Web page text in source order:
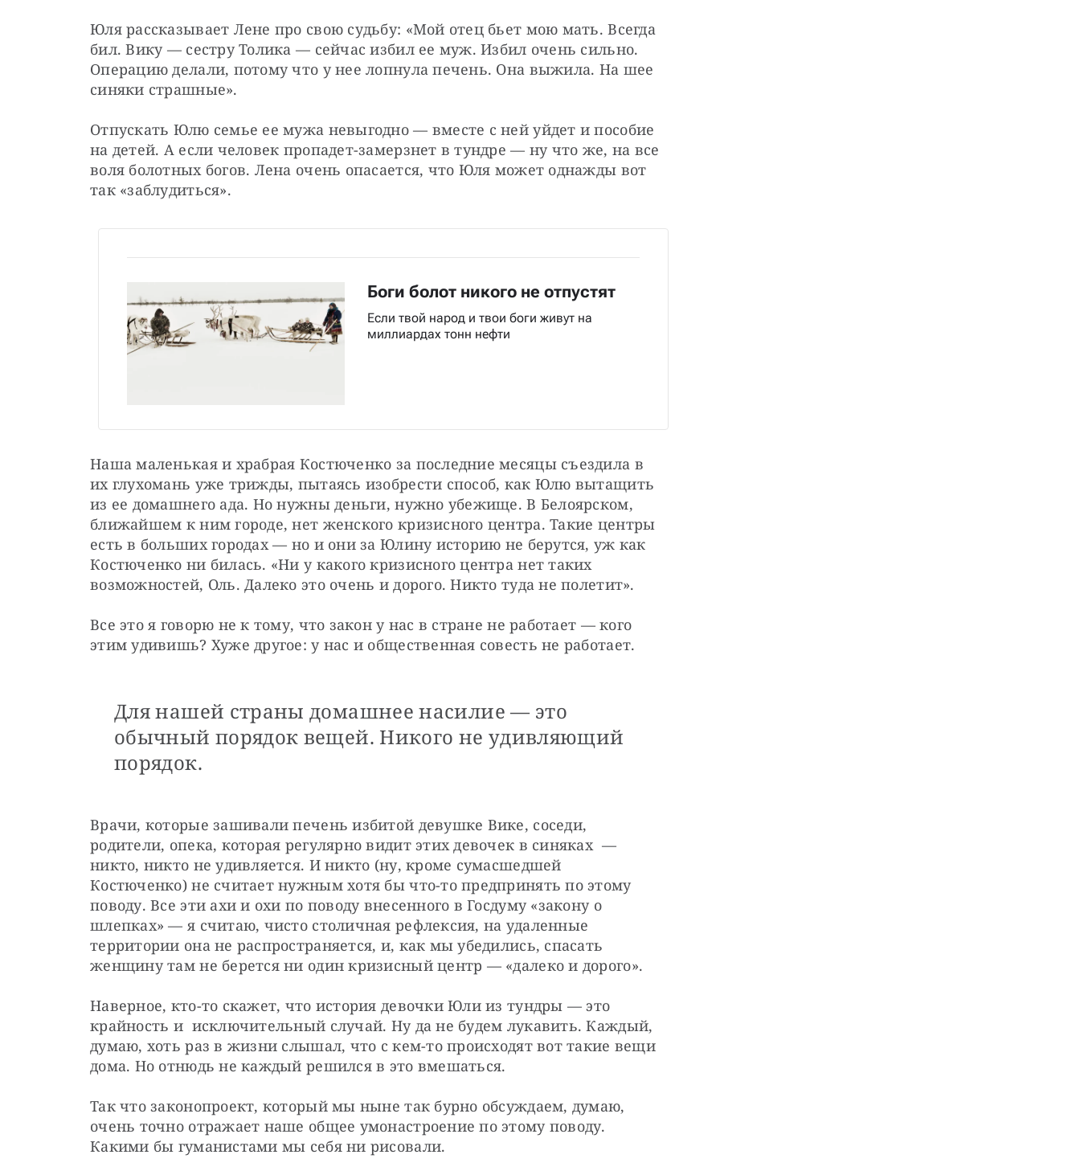
Юля рассказывает Лене про свою судьбу: «Мой отец бьет мою мать. Всегда
бил. Вику — сестру Толика — сейчас избил ее муж. Избил очень сильно.
Операцию делали, потому что у нее лопнула печень. Она выжила. На шее
синяки страшные».
Отпускать Юлю семье ее мужа невыгодно — вместе с ней уйдет и пособие
на детей. А если человек пропадет-замерзнет в тундре — ну что же, на все
воля болотных богов. Лена очень опасается, что Юля может однажды вот
так «заблудиться».
Боги болот никого не отпустят
Если твой народ и твои боги живут на
миллиардах тонн нефти
Наша маленькая и храбрая Костюченко за последние месяцы съездила в
их глухомань уже трижды, пытаясь изобрести способ, как Юлю вытащить
из ее домашнего ада. Но нужны деньги, нужно убежище. В Белоярском,
ближайшем к ним городе, нет женского кризисного центра. Такие центры
есть в больших городах — но и они за Юлину историю не берутся, уж как
Костюченко ни билась. «Ни у какого кризисного центра нет таких
возможностей, Оль. Далеко это очень и дорого. Никто туда не полетит».
Все это я говорю не к тому, что закон у нас в стране не работает — кого
этим удивишь? Хуже другое: у нас и общественная совесть не работает.
Для нашей страны домашнее насилие — это
обычный порядок вещей. Никого не удивляющий
порядок.
Врачи, которые зашивали печень избитой девушке Вике, соседи,
родители, опека, которая регулярно видит этих девочек в синяках  —
никто, никто не удивляется. И никто (ну, кроме сумасшедшей
Костюченко) не считает нужным хотя бы что-то предпринять по этому
поводу. Все эти ахи и охи по поводу внесенного в Госдуму «закону о
шлепках» — я считаю, чисто столичная рефлексия, на удаленные
территории она не распространяется, и, как мы убедились, спасать
женщину там не берется ни один кризисный центр — «далеко и дорого».
Наверное, кто-то скажет, что история девочки Юли из тундры — это
крайность и  исключительный случай. Ну да не будем лукавить. Каждый,
думаю, хоть раз в жизни слышал, что с кем-то происходят вот такие вещи
дома. Но отнюдь не каждый решился в это вмешаться.
Так что законопроект, который мы ныне так бурно обсуждаем, думаю,
очень точно отражает наше общее умонастроение по этому поводу.
Какими бы гуманистами мы себя ни рисовали.